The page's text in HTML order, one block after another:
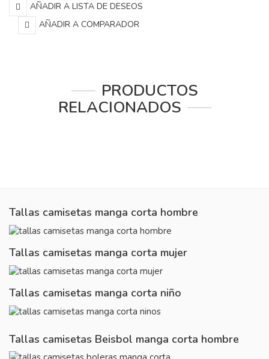
AÑADIR A LISTA DE DESEOS
AÑADIR A COMPARADOR
PRODUCTOS
RELACIONADOS
Tallas camisetas manga corta hombre
Tallas camisetas manga corta mujer
Tallas camisetas manga corta niño
Tallas camisetas Beisbol manga corta hombre